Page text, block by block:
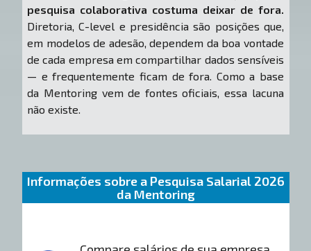
pesquisa colaborativa costuma deixar de fora.
Diretoria, C-level e presidência são posições que,
em modelos de adesão, dependem da boa vontade
de cada empresa em compartilhar dados sensíveis
— e frequentemente ficam de fora. Como a base
da Mentoring vem de fontes oficiais, essa lacuna
não existe.
Informações sobre a Pesquisa Salarial 2026
da Mentoring